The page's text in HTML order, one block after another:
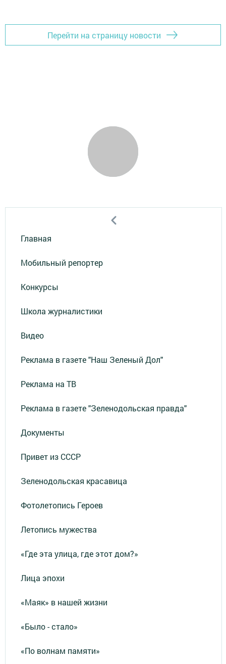
Перейти на страницу новости
Главная
Мобильный репортер
Конкурсы
Школа журналистики
Видео
Реклама в газете "Наш Зеленый Дол"
Реклама на ТВ
Реклама в газете "Зеленодольская правда"
Документы
Привет из СССР
Зеленодольская красавица
Фотолетопись Героев
Летопись мужества
«Где эта улица, где этот дом?»
Лица эпохи
«Маяк» в нашей жизни
«Было - стало»
«По волнам памяти»